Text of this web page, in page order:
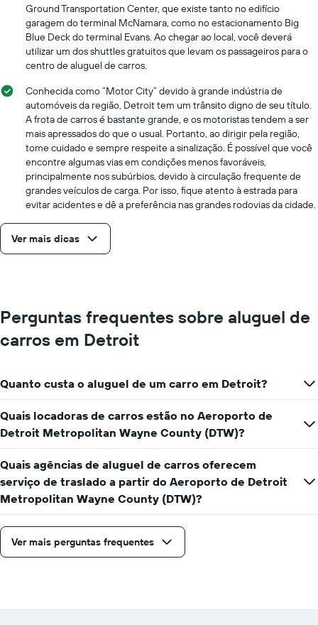
Ground Transportation Center, que existe tanto no edifício
garagem do terminal McNamara, como no estacionamento Big
Blue Deck do terminal Evans. Ao chegar ao local, você deverá
utilizar um dos shuttles gratuitos que levam os passageiros para o
centro de aluguel de carros.
Conhecida como “Motor City” devido à grande indústria de
automóveis da região, Detroit tem um trânsito digno de seu título.
A frota de carros é bastante grande, e os motoristas tendem a ser
mais apressados do que o usual. Portanto, ao dirigir pela região,
tome cuidado e sempre respeite a sinalização. É possível que você
encontre algumas vias em condições menos favoráveis,
principalmente nos subúrbios, devido à circulação frequente de
grandes veículos de carga. Por isso, fique atento à estrada para
evitar acidentes e dê a preferência nas grandes rodovias da cidade.
Ver mais dicas
Perguntas frequentes sobre aluguel de
carros em Detroit
Quanto custa o aluguel de um carro em Detroit?
Quais locadoras de carros estão no Aeroporto de
Detroit Metropolitan Wayne County (DTW)?
Quais agências de aluguel de carros oferecem
serviço de traslado a partir do Aeroporto de Detroit
Metropolitan Wayne County (DTW)?
Ver mais perguntas frequentes